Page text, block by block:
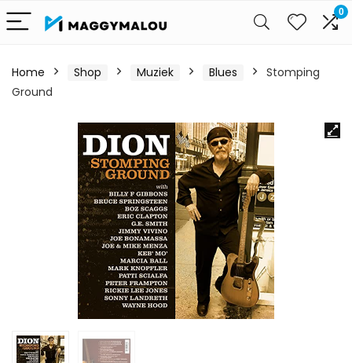
0
Home Shop Muziek Blues
Stomping
Ground